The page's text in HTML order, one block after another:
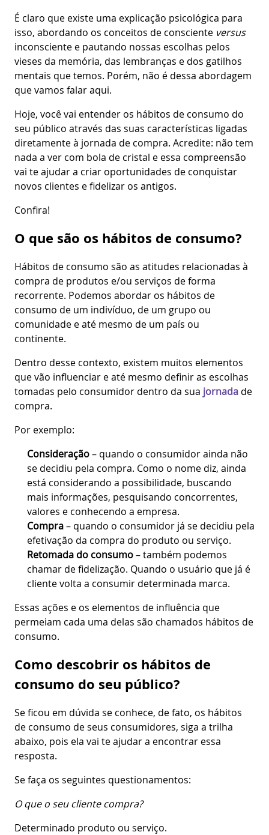
É claro que existe uma explicação psicológica para
isso, abordando os conceitos de consciente versus
inconsciente e pautando nossas escolhas pelos
vieses da memória, das lembranças e dos gatilhos
mentais que temos. Porém, não é dessa abordagem
que vamos falar aqui.
Hoje, você vai entender os hábitos de consumo do
seu público através das suas características ligadas
diretamente à jornada de compra. Acredite: não tem
nada a ver com bola de cristal e essa compreensão
vai te ajudar a criar oportunidades de conquistar
novos clientes e fidelizar os antigos.
Confira!
O que são os hábitos de consumo?
Hábitos de consumo são as atitudes relacionadas à
compra de produtos e/ou serviços de forma
recorrente. Podemos abordar os hábitos de
consumo de um indivíduo, de um grupo ou
comunidade e até mesmo de um país ou
continente.
Dentro desse contexto, existem muitos elementos
que vão influenciar e até mesmo definir as escolhas
tomadas pelo consumidor dentro da sua jornada de
compra.
Por exemplo:
Consideração– quando o consumidor ainda não
se decidiu pela compra. Como o nome diz, ainda
está considerando a possibilidade, buscando
mais informações, pesquisando concorrentes,
valores e conhecendo a empresa.
Compra– quando o consumidor já se decidiu pela
efetivação da compra do produto ou serviço.
Retomada do consumo– também podemos
chamar de fidelização. Quando o usuário que já é
cliente volta a consumir determinada marca.
Essas ações e os elementos de influência que
permeiam cada uma delas são chamados hábitos de
consumo.
Como descobrir os hábitos de
consumo do seu público?
Se ficou em dúvida se conhece, de fato, os hábitos
de consumo de seus consumidores, siga a trilha
abaixo, pois ela vai te ajudar a encontrar essa
resposta.
Se faça os seguintes questionamentos:
O que o seu cliente compra?
Determinado produto ou serviço.